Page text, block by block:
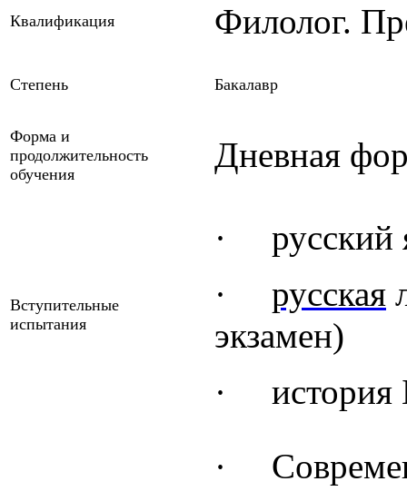
Квалификация Филолог.
Степень Бакалавр
Форма и
продолжительность
обучения
Дневная
Вступительные
испытания
·
·
русская
экзамен)
·
·